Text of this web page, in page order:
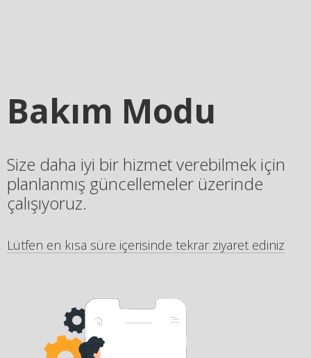
Bakım Modu
Size daha iyi bir hizmet verebilmek için
planlanmış güncellemeler üzerinde
çalışıyoruz.
Lütfen en kısa süre içerisinde tekrar ziyaret ediniz